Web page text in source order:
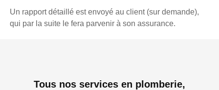
Un rapport détaillé est envoyé au client (sur demande),
qui par la suite le fera parvenir à son assurance.
Tous nos services en plomberie,